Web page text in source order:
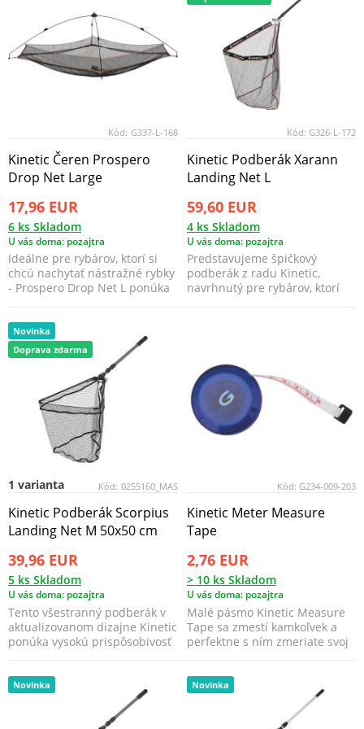
Kód: G337-L-168
Kinetic Čeren Prospero
Drop Net Large
17,96 EUR
6 ks Skladom
U vás doma: pozajtra
Ideálne pre rybárov, ktorí si
chcú nachytať nástražné rybky
- Prospero Drop Net L ponúka
Kód: G326-L-172
Kinetic Podberák Xarann
Landing Net L
59,60 EUR
4 ks Skladom
U vás doma: pozajtra
Predstavujeme špičkový
podberák z radu Kinetic,
navrhnutý pre rybárov, ktorí
Novinka
Doprava zdarma
Kód: 0255160_MAS
1 varianta
Kinetic Podberák Scorpius
Landing Net M 50x50 cm
39,96 EUR
5 ks Skladom
U vás doma: pozajtra
Tento všestranný podberák v
aktualizovanom dizajne Kinetic
ponúka vysokú prispôsobivosť
Kód: G234-009-203
Kinetic Meter Measure
Tape
2,76 EUR
> 10 ks Skladom
U vás doma: pozajtra
Malé pásmo Kinetic Measure
Tape sa zmestí kamkoľvek a
perfektne s ním zmeriate svoj
Novinka Novinka